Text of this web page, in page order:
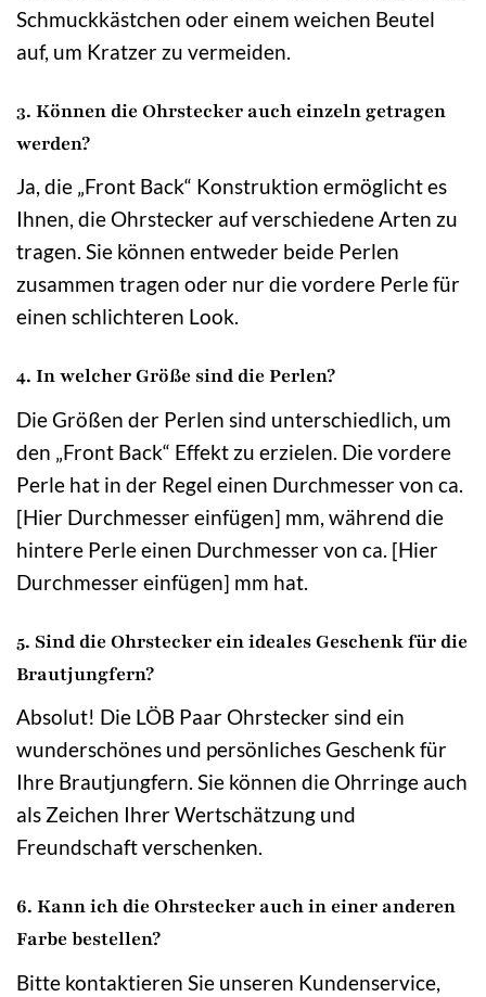
Schmuckkästchen oder einem weichen Beutel
auf, um Kratzer zu vermeiden.
3. Können die Ohrstecker auch einzeln getragen
werden?
Ja, die „Front Back“ Konstruktion ermöglicht es
Ihnen, die Ohrstecker auf verschiedene Arten zu
tragen. Sie können entweder beide Perlen
zusammen tragen oder nur die vordere Perle für
einen schlichteren Look.
4. In welcher Größe sind die Perlen?
Die Größen der Perlen sind unterschiedlich, um
den „Front Back“ Effekt zu erzielen. Die vordere
Perle hat in der Regel einen Durchmesser von ca.
[Hier Durchmesser einfügen] mm, während die
hintere Perle einen Durchmesser von ca. [Hier
Durchmesser einfügen] mm hat.
5. Sind die Ohrstecker ein ideales Geschenk für die
Brautjungfern?
Absolut! Die LÖB Paar Ohrstecker sind ein
wunderschönes und persönliches Geschenk für
Ihre Brautjungfern. Sie können die Ohrringe auch
als Zeichen Ihrer Wertschätzung und
Freundschaft verschenken.
6. Kann ich die Ohrstecker auch in einer anderen
Farbe bestellen?
Bitte kontaktieren Sie unseren Kundenservice,